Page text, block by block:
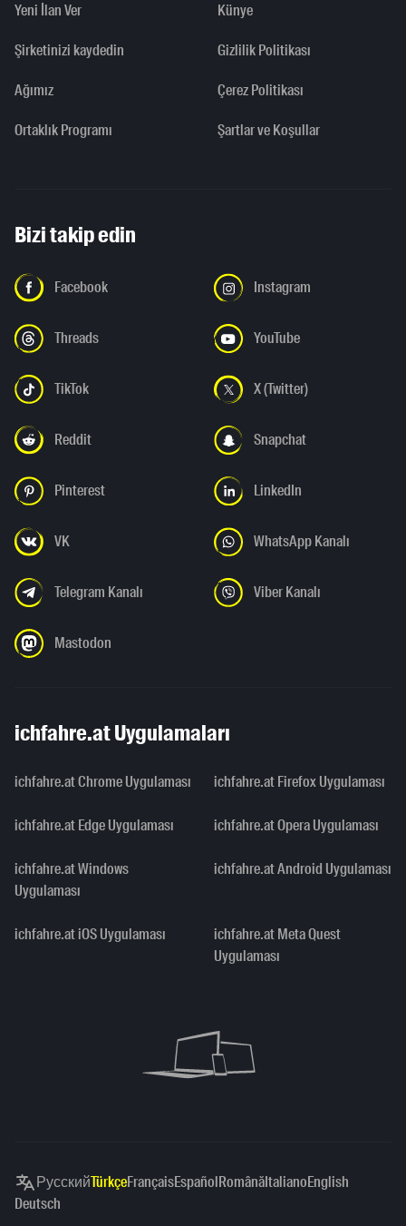
Yeni İlan Ver
Şirketinizi kaydedin
Ağımız
Ortaklık Programı
Künye
Gizlilik Politikası
Çerez Politikası
Şartlar ve Koşullar
Bizi takip edin
Facebook Instagram
Threads YouTube
TikTok X (Twitter)
Reddit Snapchat
Pinterest LinkedIn
VK WhatsApp Kanalı
Telegram Kanalı Viber Kanalı
Mastodon
ichfahre.at Uygulamaları
ichfahre.at Chrome Uygulaması ichfahre.at Firefox Uygulaması
ichfahre.at Edge Uygulaması ichfahre.at Opera Uygulaması
ichfahre.at Windows
Uygulaması
ichfahre.at Android Uygulaması
ichfahre.at iOS Uygulaması
ichfahre.at Meta Quest
Uygulaması
РусскийTürkçeFrançaisEspañolRomânăItalianoEnglish
Deutsch